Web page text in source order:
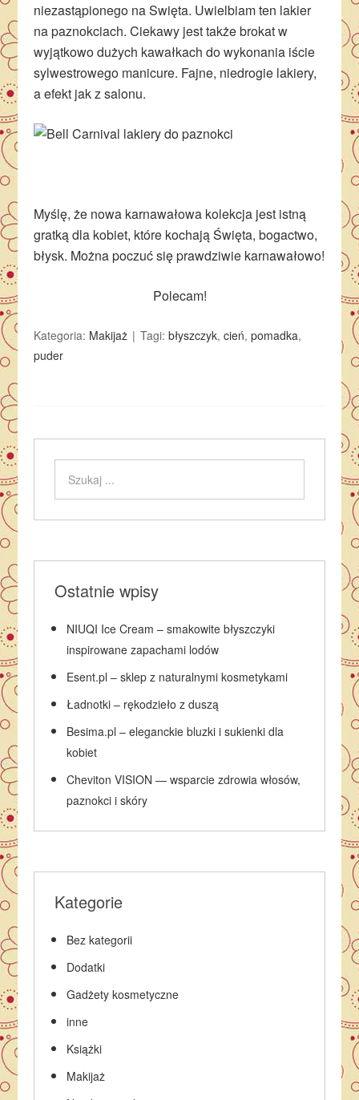
niezastąpionego na Swięta. Uwielbiam ten lakier
na paznokciach. Ciekawy jest także brokat w
wyjątkowo dużych kawałkach do wykonania iście
sylwestrowego manicure. Fajne, niedrogie lakiery,
a efekt jak z salonu.
Myślę, że nowa karnawałowa kolekcja jest istną
gratką dla kobiet, które kochają Święta, bogactwo,
błysk. Można poczuć się prawdziwie karnawałowo!
Polecam!
Kategoria: Makijaż Tagi:błyszczyk,cień,pomadka,
puder
Ostatnie wpisy
NIUQI Ice Cream – smakowite błyszczyki
inspirowane zapachami lodów
Esent.pl – sklep z naturalnymi kosmetykami
Ładnotki – rękodzieło z duszą
Besima.pl – eleganckie bluzki i sukienki dla
kobiet
Cheviton VISION — wsparcie zdrowia włosów,
paznokci i skóry
Kategorie
Bez kategorii
Dodatki
Gadżety kosmetyczne
inne
Książki
Makijaż